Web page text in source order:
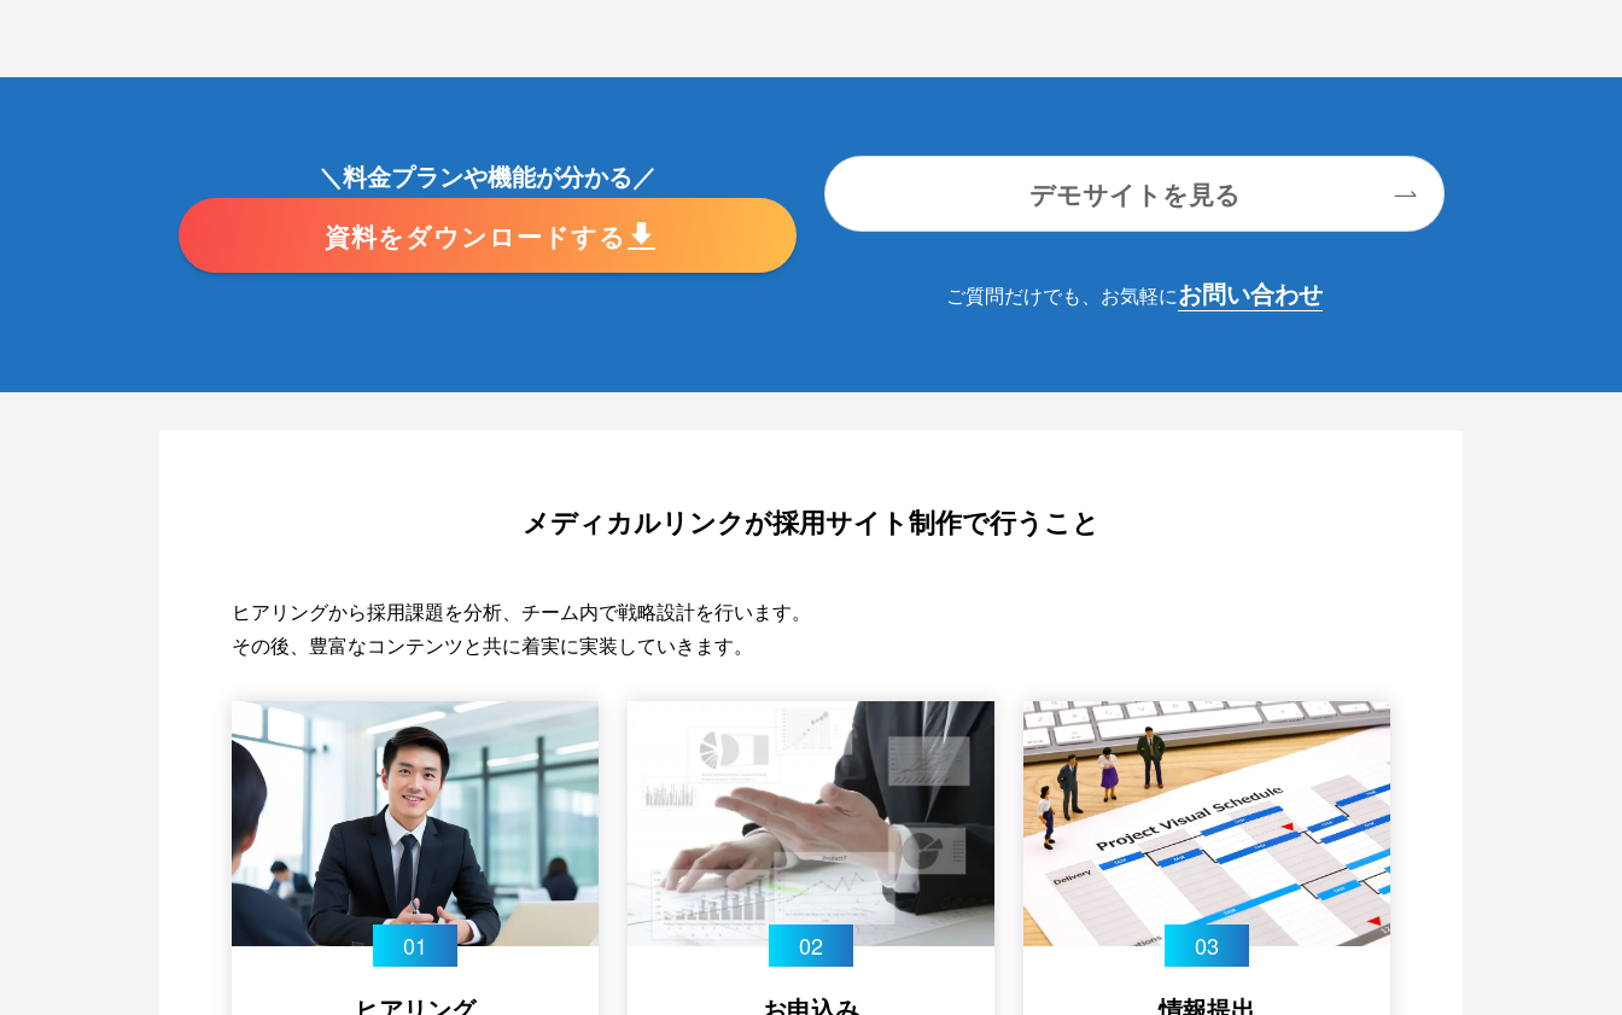
＼料金プランや機能が分かる／
資料をダウンロードする
デモサイトを見る
ご質問だけでも、お気軽にお問い合わせ
メディカルリンクが採用サイト制作で行うこと
ヒアリングから採用課題を分析、チーム内で戦略設計を行います。
その後、豊富なコンテンツと共に着実に実装していきます。
ヒアリング お申込み 情報提出